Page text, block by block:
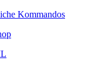
Kommandos